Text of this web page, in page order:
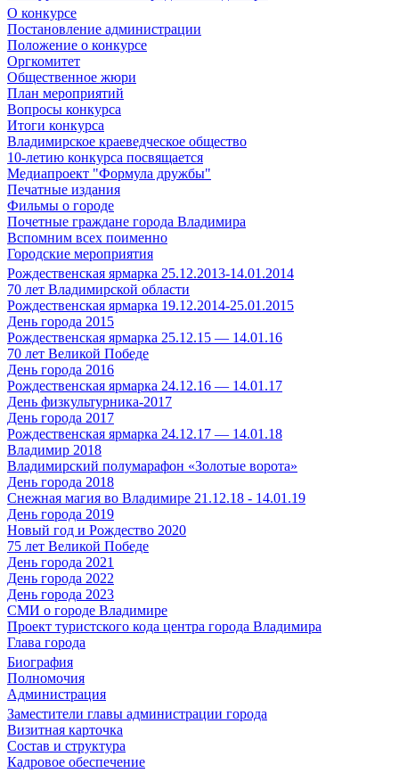
О конкурсе
Постановление администрации
Положение о конкурсе
Оргкомитет
Общественное жюри
План мероприятий
Вопросы конкурса
Итоги конкурса
Владимирское краеведческое общество
10-летию конкурса посвящается
Медиапроект "Формула дружбы"
Печатные издания
Фильмы о городе
Почетные граждане города Владимира
Вспомним всех поименно
Городские мероприятия
Рождественская ярмарка 25.12.2013-14.01.2014
70 лет Владимирской области
Рождественская ярмарка 19.12.2014-25.01.2015
День города 2015
Рождественская ярмарка 25.12.15 — 14.01.16
70 лет Великой Победе
День города 2016
Рождественская ярмарка 24.12.16 — 14.01.17
День физкультурника-2017
День города 2017
Рождественская ярмарка 24.12.17 — 14.01.18
Владимир 2018
Владимирский полумарафон «Золотые ворота»
День города 2018
Снежная магия во Владимире 21.12.18 - 14.01.19
День города 2019
Новый год и Рождество 2020
75 лет Великой Победе
День города 2021
День города 2022
День города 2023
СМИ о городе Владимире
Проект туристского кода центра города Владимира
Глава города
Биография
Полномочия
Администрация
Заместители главы администрации города
Визитная карточка
Состав и структура
Кадровое обеспечение